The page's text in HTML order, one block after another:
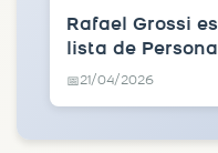
Rafael Grossi
lista de
📅21/04/2026